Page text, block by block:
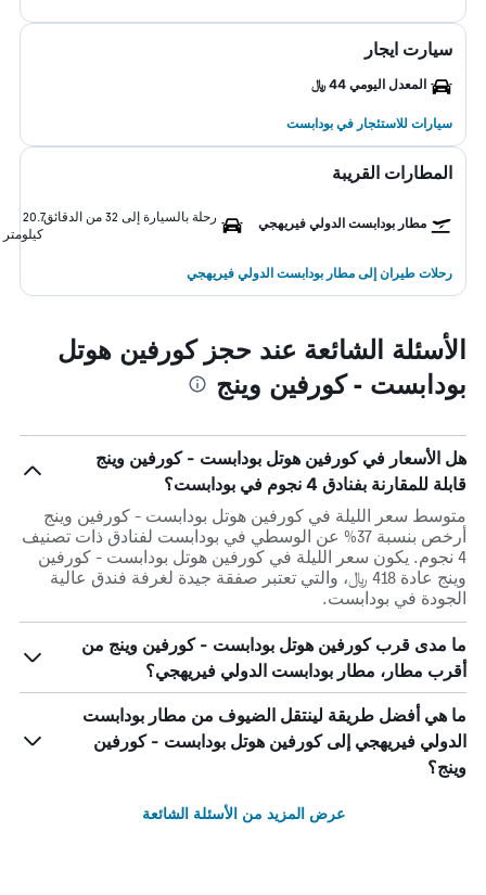
سيارت ايجار
المعدل اليومي 44 ﷼
سيارات للاستئجار في بودابست
المطارات القريبة
مطار بودابست الدولي فيريهجي رحلة بالسيارة إلى 32 من الدقائق
20.7
كيلومتر
رحلات طيران إلى مطار بودابست الدولي فيريهجي
الأسئلة الشائعة عند حجز كورفين هوتل
بودابست - كورفين وينج
هل الأسعار في كورفين هوتل بودابست - كورفين وينج
قابلة للمقارنة بفنادق 4 نجوم في بودابست؟
متوسط سعر الليلة في كورفين هوتل بودابست - كورفين وينج
أرخص بنسبة 37% عن الوسطي في بودابست لفنادق ذات تصنيف
4 نجوم. يكون سعر الليلة في كورفين هوتل بودابست - كورفين
وينج عادة 418 ﷼، والتي تعتبر صفقة جيدة لغرفة فندق عالية
الجودة في بودابست.
ما مدى قرب كورفين هوتل بودابست - كورفين وينج من
أقرب مطار، مطار بودابست الدولي فيريهجي؟
ما هي أفضل طريقة لينتقل الضيوف من مطار بودابست
الدولي فيريهجي إلى كورفين هوتل بودابست - كورفين
وينج؟
عرض المزيد من الأسئلة الشائعة